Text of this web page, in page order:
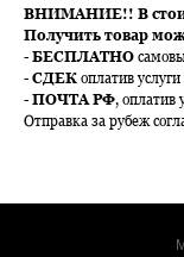
ВНИМАНИЕ!! В
Получить товар
- БЕСПЛАТНО
- СДЕК оплатив
- ПОЧТА РФ, оплатив
Отправка за рубеж